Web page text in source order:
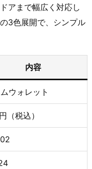
アまで幅広く対応し
3色展開で、シンプル
内容
ウォレット
（税込）